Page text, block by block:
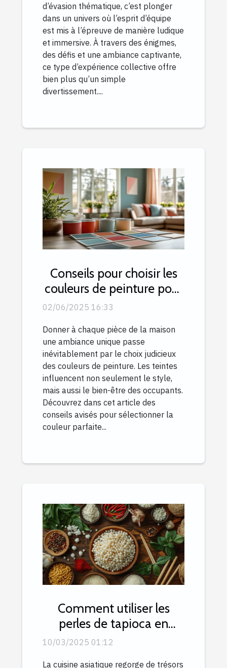
d’évasion thématique, c’est plonger
dans un univers où l’esprit d’équipe
est mis à l’épreuve de manière ludique
et immersive. À travers des énigmes,
des défis et une ambiance captivante,
ce type d’expérience collective offre
bien plus qu’un simple
divertissement....
Conseils pour choisir les
couleurs de peinture pour
chaque pièce de la
02/06/2025 16:33
Donner à chaque pièce de la maison
une ambiance unique passe
inévitablement par le choix judicieux
des couleurs de peinture. Les teintes
influencent non seulement le style,
mais aussi le bien-être des occupants.
Découvrez dans cet article des
conseils avisés pour sélectionner la
couleur parfaite...
Comment utiliser les
perles de tapioca en
cuisine asiatique
10/03/2025 01:12
La cuisine asiatique regorge de trésors